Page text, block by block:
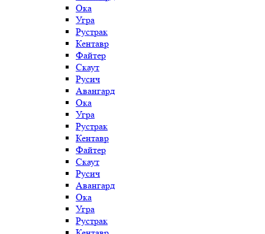
Ока
Угра
Рустрак
Кентавр
Файтер
Скаут
Русич
Авангард
Ока
Угра
Рустрак
Кентавр
Файтер
Скаут
Русич
Авангард
Ока
Угра
Рустрак